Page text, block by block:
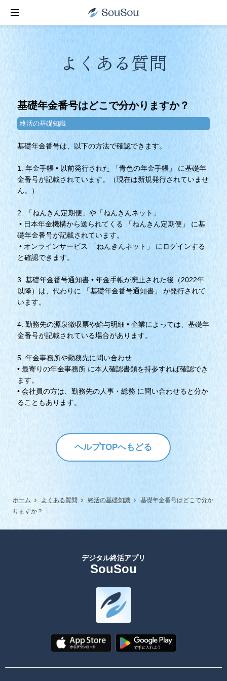
よくある質問
基礎年金番号はどこで分かりますか？
終活の基礎知識
基礎年金番号は、以下の方法で確認できます。
1. 年金手帳 • 以前発行された 「青色の年金手帳」 に基礎年
金番号が記載されています。（現在は新規発行されていませ
ん。）
2. 「ねんきん定期便」や「ねんきんネット」
• 日本年金機構から送られてくる 「ねんきん定期便」 に基
礎年金番号が記載されています。
• オンラインサービス 「ねんきんネット」 にログインする
と確認できます。
3. 基礎年金番号通知書 • 年金手帳が廃止された後（2022年
以降）は、代わりに 「基礎年金番号通知書」 が発行されて
います。
4. 勤務先の源泉徴収票や給与明細 • 企業によっては、基礎年
金番号が記載されている場合があります。
5. 年金事務所や勤務先に問い合わせ
• 最寄りの年金事務所 に本人確認書類を持参すれば確認でき
ます。
• 会社員の方は、勤務先の人事・総務 に問い合わせると分か
ることもあります。
ヘルプTOPへもどる
ホーム よくある質問 終活の基礎知識
基礎年金番号はどこで分か
りますか？
デジタル終活アプリ
SouSou